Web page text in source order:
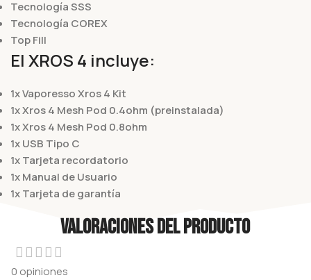
Tecnología SSS
Tecnología COREX
Top Fill
El XROS 4 incluye:
1x Vaporesso Xros 4 Kit
1x Xros 4 Mesh Pod 0.4ohm (preinstalada)
1x Xros 4 Mesh Pod 0.8ohm
1x USB Tipo C
1x Tarjeta recordatorio
1x Manual de Usuario
1x Tarjeta de garantía
Valoraciones del producto
0 opiniones